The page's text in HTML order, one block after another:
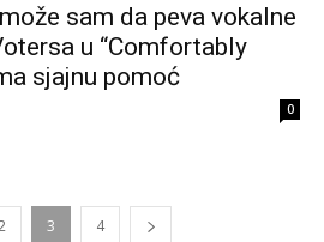
sam da peva vokalne
u “Comfortably
sjajnu pomoć
0
3 4